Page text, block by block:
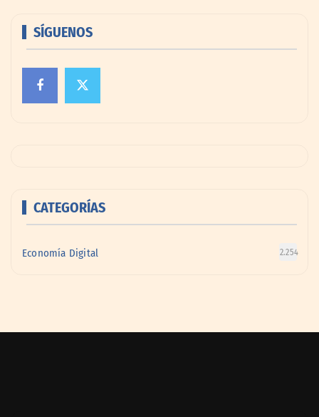
SÍGUENOS
CATEGORÍAS
Economía Digital 2.254